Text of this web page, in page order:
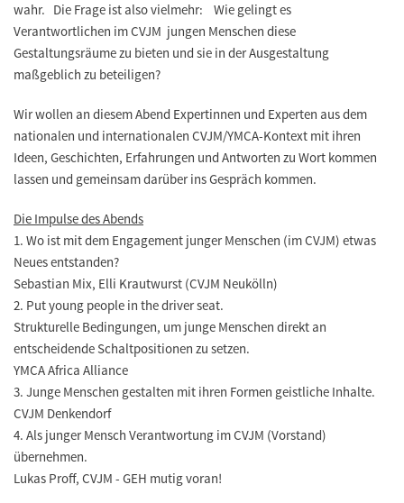
wahr. Die Frage ist also vielmehr: Wie gelingt es
Verantwortlichen im CVJM jungen Menschen diese
Gestaltungsräume zu bieten und sie in der Ausgestaltung
maßgeblich zu beteiligen?
Wir wollen an diesem Abend Expertinnen und Experten aus dem
nationalen und internationalen CVJM/YMCA-Kontext mit ihren
Ideen, Geschichten, Erfahrungen und Antworten zu Wort kommen
lassen und gemeinsam darüber ins Gespräch kommen.
Die Impulse des Abends
1. Wo ist mit dem Engagement junger Menschen (im CVJM) etwas
Neues entstanden?
Sebastian Mix, Elli Krautwurst (CVJM Neukölln)
2. Put young people in the driver seat.
Strukturelle Bedingungen, um junge Menschen direkt an
entscheidende Schaltpositionen zu setzen.
YMCA Africa Alliance
3. Junge Menschen gestalten mit ihren Formen geistliche Inhalte.
CVJM Denkendorf
4. Als junger Mensch Verantwortung im CVJM (Vorstand)
übernehmen.
Lukas Proff, CVJM - GEH mutig voran!